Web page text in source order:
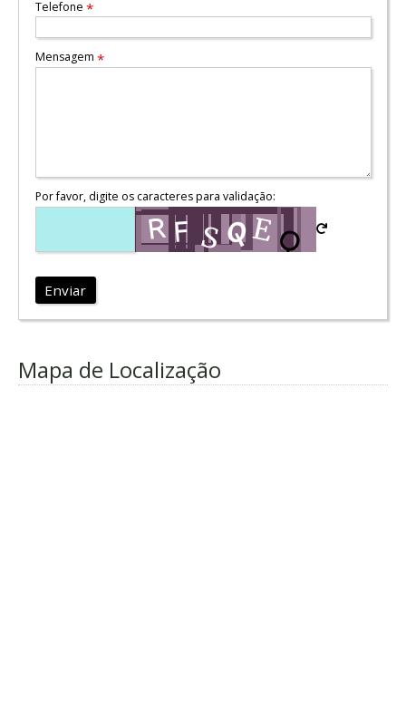
Telefone *
Mensagem *
Por favor, digite os caracteres para validação:
Enviar
Mapa de Localização